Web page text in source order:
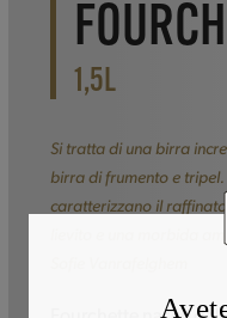
1,5L
Si tratta di una birra
birra di frumento e
caratterizzano il
lievito e una morbida